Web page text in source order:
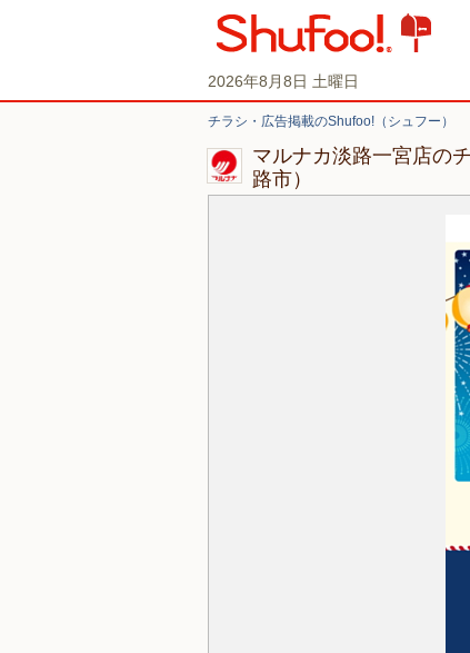
2026年8月8日 土曜日
チラシ・広告掲載のShufoo!（シュフー）
マルナカ淡路一宮店の
路市）